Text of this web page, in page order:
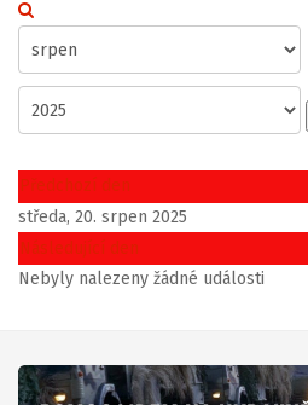
Předchozí den
středa, 20. srpen 2025
Následující den
Nebyly nalezeny žádné události